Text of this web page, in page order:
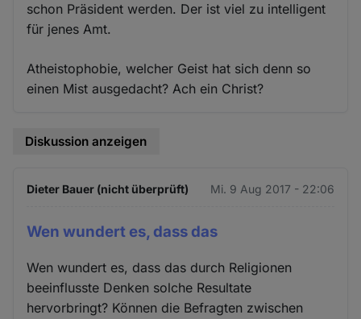
schon Präsident werden. Der ist viel zu intelligent
für jenes Amt.
Atheistophobie, welcher Geist hat sich denn so
einen Mist ausgedacht? Ach ein Christ?
Diskussion anzeigen
Dieter Bauer (nicht überprüft) Mi. 9 Aug 2017 - 22:06
Wen wundert es, dass das
Wen wundert es, dass das durch Religionen
beeinflusste Denken solche Resultate
hervorbringt? Können die Befragten zwischen